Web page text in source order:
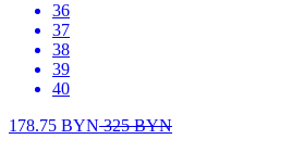
36
37
38
39
40
178.75 BYN325BYN